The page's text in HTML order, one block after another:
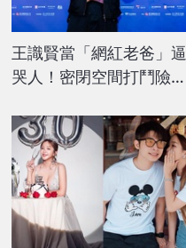
王識賢當「網紅老爸」逼
哭人！密閉空間打鬥險缺